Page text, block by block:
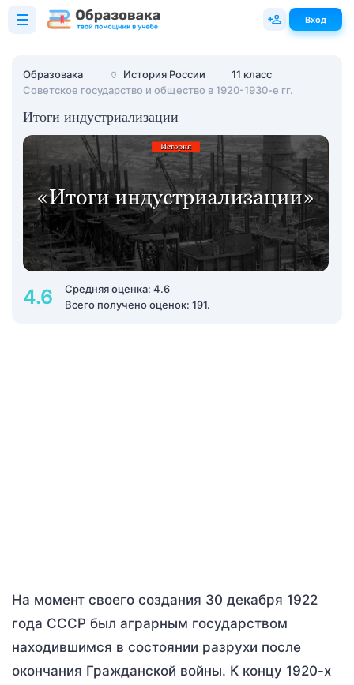
Образовака 🏺 История России
11 класс
Советское государство и общество в 1920-1930-е гг.
Итоги индустриализации
4.6
Средняя оценка: 4.6
Всего получено оценок: 191.
На момент своего создания 30 декабря 1922
года СССР был аграрным государством
находившимся в состоянии разрухи после
окончания Гражданской войны. К концу 1920-х
Вход